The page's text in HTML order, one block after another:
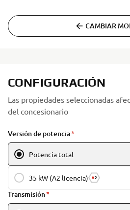
CONFIGURACIÓN
Las propiedades seleccionadas
del concesionario
Versión de potencia
Potencia total
35 kW (A2 licencia)
Transmisión
CAMBIAR